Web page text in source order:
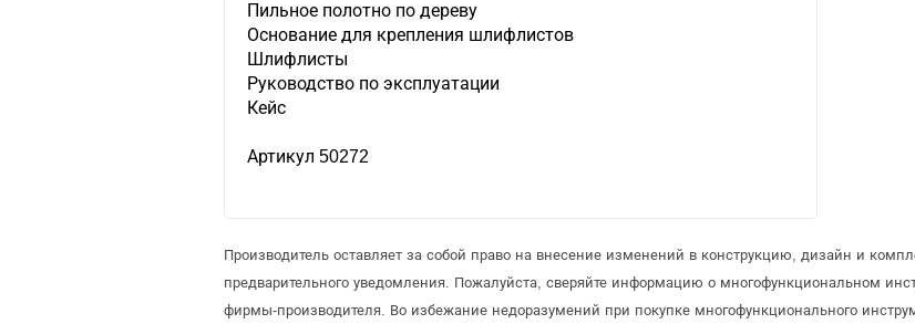
Пильное полотно по дереву
Основание для крепления шлифлистов
Шлифлисты
Руководство по эксплуатации
Кейс
Артикул 50272
Производитель оставляет за собой право на внесение изменений в конструкцию, дизайн и
предварительного уведомления. Пожалуйста, сверяйте информацию о многофункциональном
фирмы-производителя. Во избежание недоразумений при покупке многофункционального